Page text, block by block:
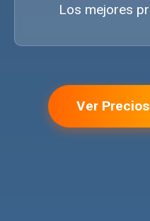
Los mejores
Ver